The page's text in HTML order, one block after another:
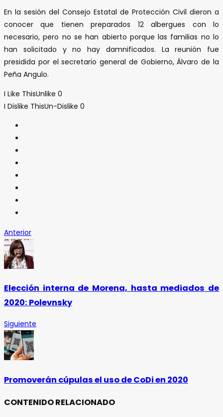
En la sesión del Consejo Estatal de Protección Civil dieron a
conocer que tienen preparados 12 albergues con lo
necesario, pero no se han abierto porque las familias no lo
han solicitado y no hay damnificados. La reunión fue
presidida por el secretario general de Gobierno, Álvaro de la
Peña Angulo.
I Like ThisUnlike 0
I Dislike ThisUn-Dislike 0
Anterior
Elección interna de Morena, hasta mediados de
2020: Polevnsky
Siguiente
Promoverán cúpulas el uso de CoDi en 2020
CONTENIDO RELACIONADO